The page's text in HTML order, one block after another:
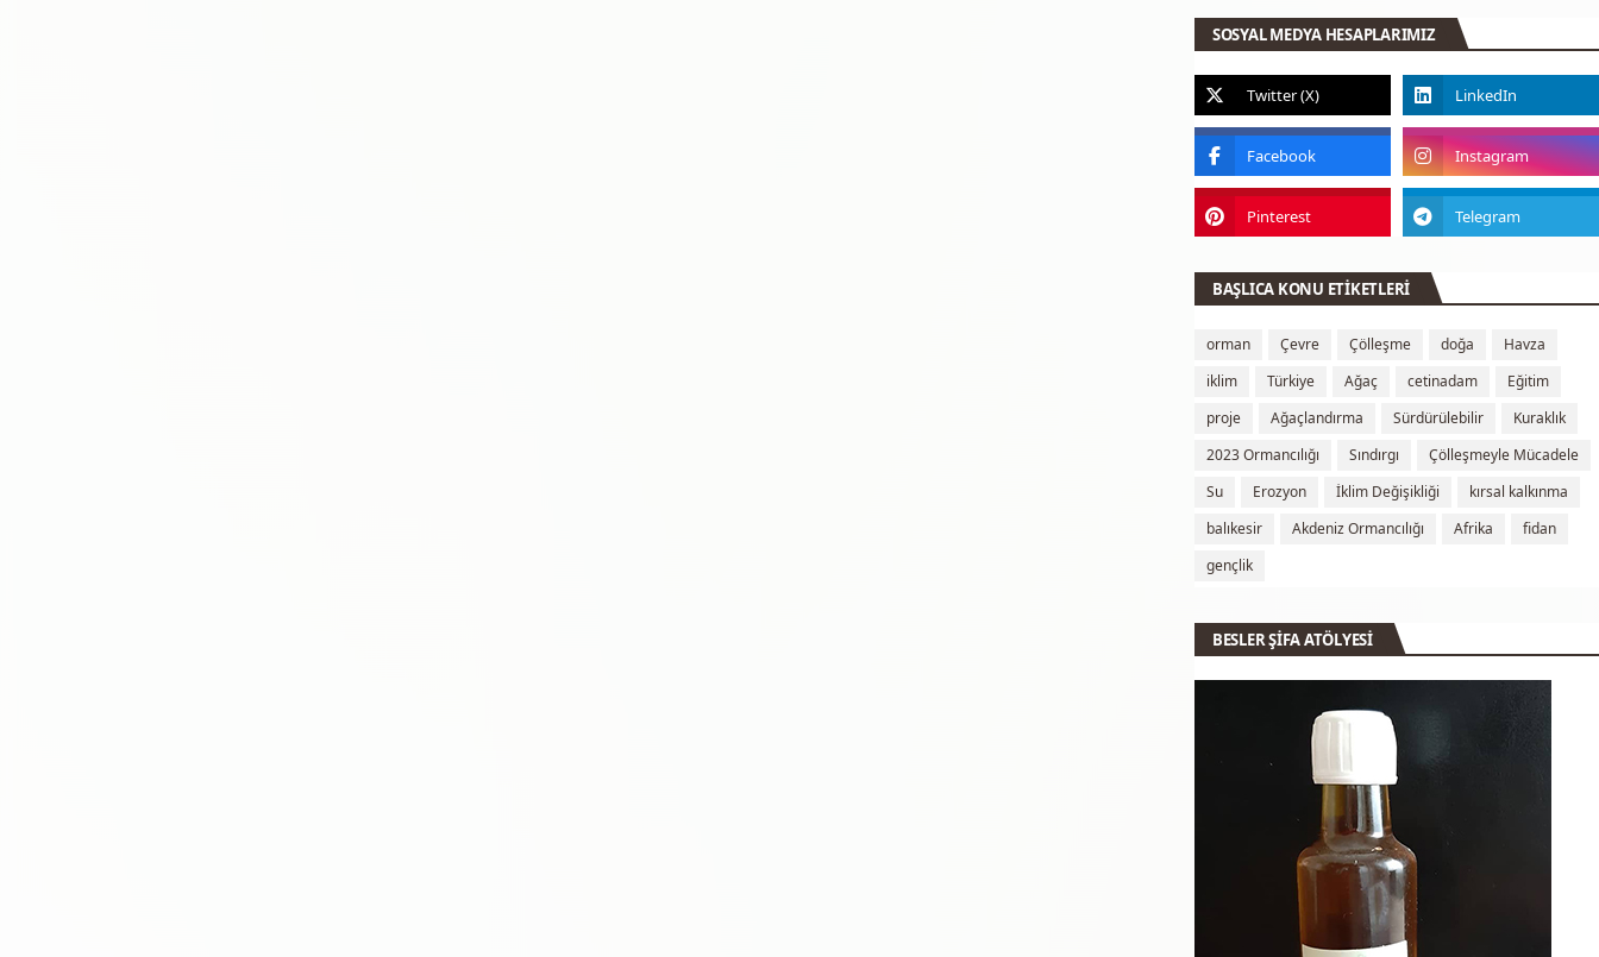
SOSYAL MEDYA HESAPLARIMIZ
BAŞLICA KONU ETİKETLERİ
orman Çevre Çölleşme doğa
Havza
iklim
Türkiye Ağaç cetinadam
Eğitim
proje
Ağaçlandırma Sürdürülebilir
Kuraklık
2023 Ormancılığı
Sındırgı
Çölleşmeyle Mücadele
Su
Erozyon İklim Değişikliği
kırsal kalkınma
balıkesir
Akdeniz Ormancılığı Afrika
fidan
gençlik
BESLER ŞİFA ATÖLYESİ